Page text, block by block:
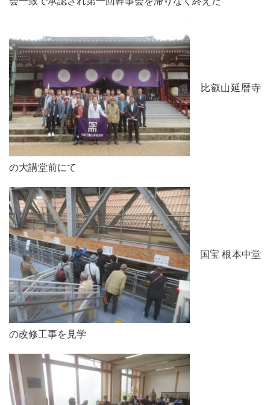
比叡山延暦寺
の大講堂前にて
国宝 根本中堂
の改修工事を見学